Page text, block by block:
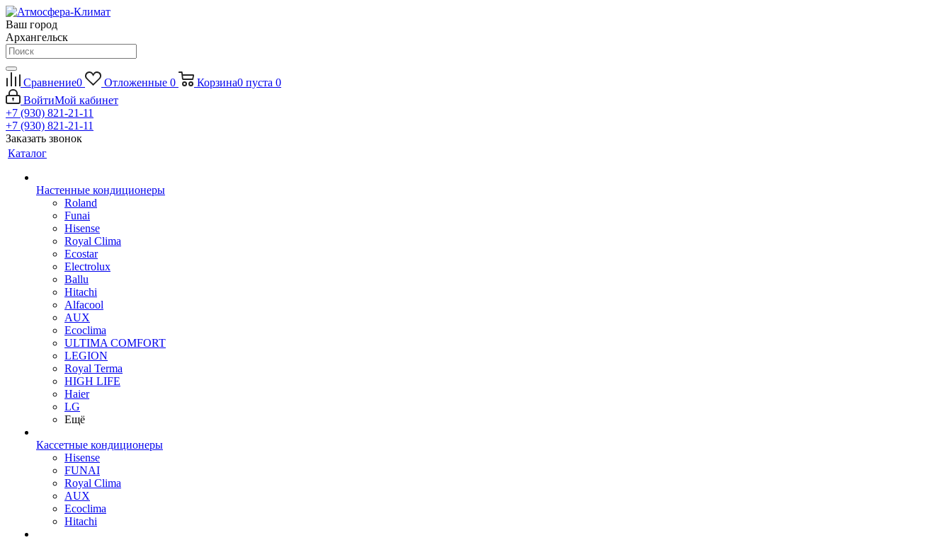
Ваш город
Архангельск
Сравнение0 Отложенные 0 Корзина0 пуста 0
ВойтиМой кабинет
+7 (930) 821-21-11
+7 (930) 821-21-11
Заказать звонок
Каталог
Настенные кондиционеры
Roland
Funai
Hisense
Royal Clima
Ecostar
Electrolux
Ballu
Hitachi
Alfacool
AUX
Ecoclima
ULTIMA COMFORT
LEGION
Royal Terma
HIGH LIFE
Haier
LG
Ещё
Кассетные кондиционеры
Hisense
FUNAI
Royal Clima
AUX
Ecoclima
Hitachi